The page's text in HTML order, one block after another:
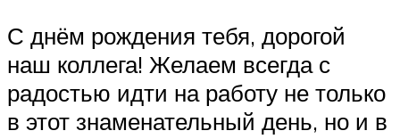
С днём рождения тебя, дорогой
наш коллега! Желаем всегда с
радостью идти на работу не только
в этот знаменательный день, но и в